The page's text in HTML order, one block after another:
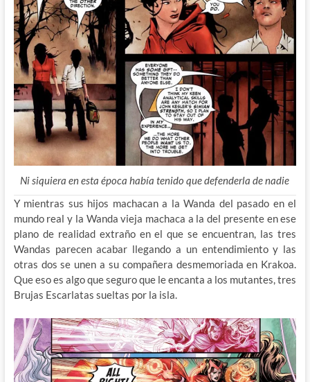
Ni siquiera en esta época había tenido que defenderla de nadie
Y mientras sus hijos machacan a la Wanda del pasado en el
mundo real y la Wanda vieja machaca a la del presente en ese
plano de realidad extraño en el que se encuentran, las tres
Wandas parecen acabar llegando a un entendimiento y las
otras dos se unen a su compañera desmemoriada en Krakoa.
Que eso es algo que seguro que le encanta a los mutantes, tres
Brujas Escarlatas sueltas por la isla.